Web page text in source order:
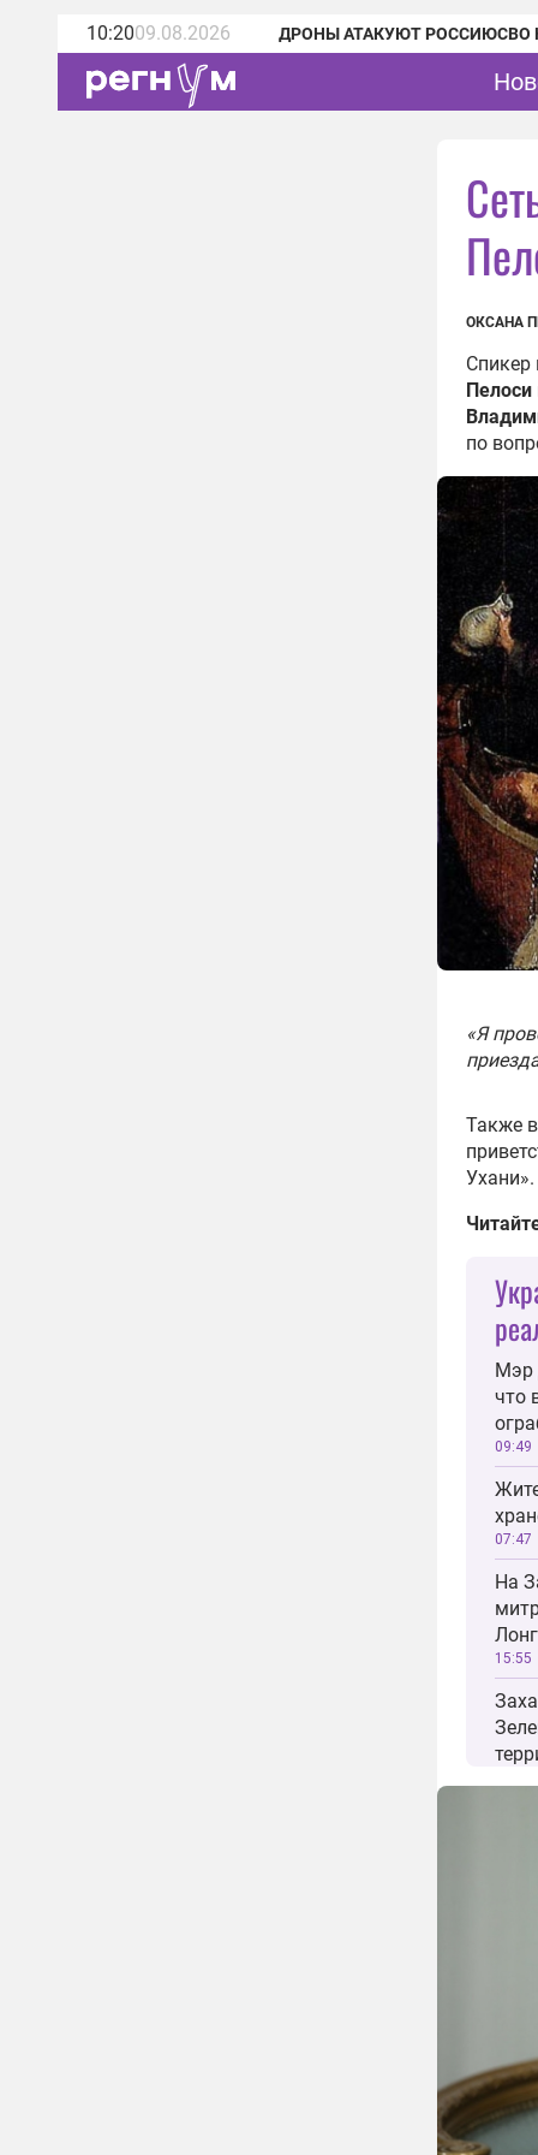
10:2009.08.2026 ДРОНЫ АТАКУЮТ РОССИЮСВО
ОКСАНА
Спикер
Пелоси
по
«Я
Также
Ухани».
Мэр
что
09:49
07:47
На
15:55
В
умер
18:56